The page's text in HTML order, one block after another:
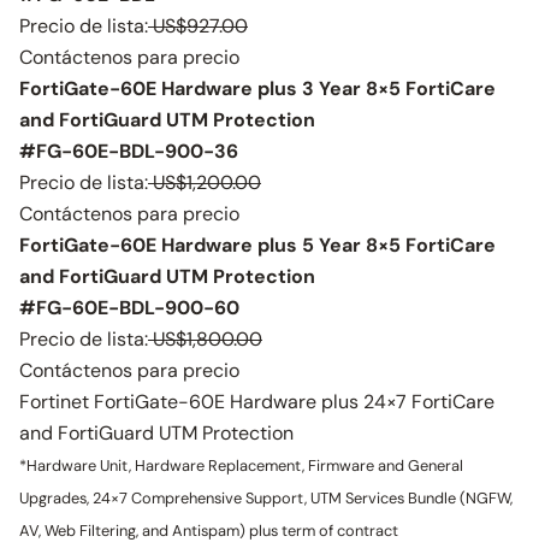
Precio de lista:US$927.00
Contáctenos para precio
FortiGate-60E Hardware plus 3 Year 8×5 FortiCare
and FortiGuard UTM Protection
#FG-60E-BDL-900-36
Precio de lista:US$1,200.00
Contáctenos para precio
FortiGate-60E Hardware plus 5 Year 8×5 FortiCare
and FortiGuard UTM Protection
#FG-60E-BDL-900-60
Precio de lista:US$1,800.00
Contáctenos para precio
Fortinet FortiGate-60E Hardware plus 24×7 FortiCare
and FortiGuard UTM Protection
*Hardware Unit, Hardware Replacement, Firmware and General
Upgrades, 24×7 Comprehensive Support, UTM Services Bundle (NGFW,
AV, Web Filtering, and Antispam) plus term of contract